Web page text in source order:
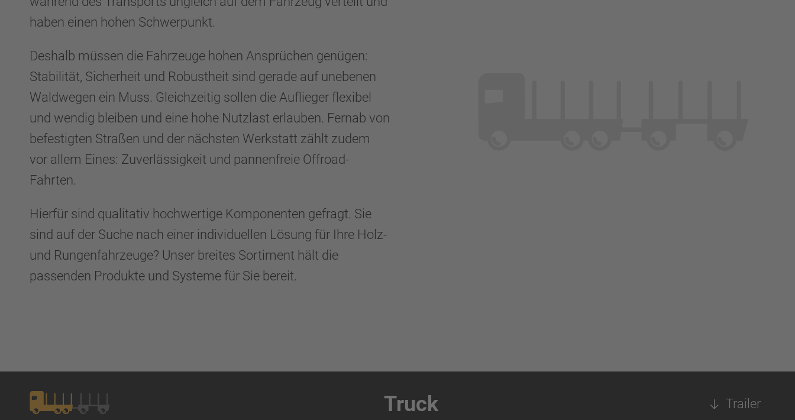
haben einen hohen Schwerpunkt.
Deshalb müssen die Fahrzeuge hohen Ansprüchen genügen:
Stabilität, Sicherheit und Robustheit sind gerade auf unebenen
Waldwegen ein Muss. Gleichzeitig sollen die Auflieger flexibel
und wendig bleiben und eine hohe Nutzlast erlauben. Fernab von
befestigten Straßen und der nächsten Werkstatt zählt zudem
vor allem Eines: Zuverlässigkeit und pannenfreie Offroad-
Fahrten.
Hierfür sind qualitativ hochwertige Komponenten gefragt. Sie
sind auf der Suche nach einer individuellen Lösung für Ihre Holz-
und Rungenfahrzeuge? Unser breites Sortiment hält die
passenden Produkte und Systeme für Sie bereit.
Truck Trailer